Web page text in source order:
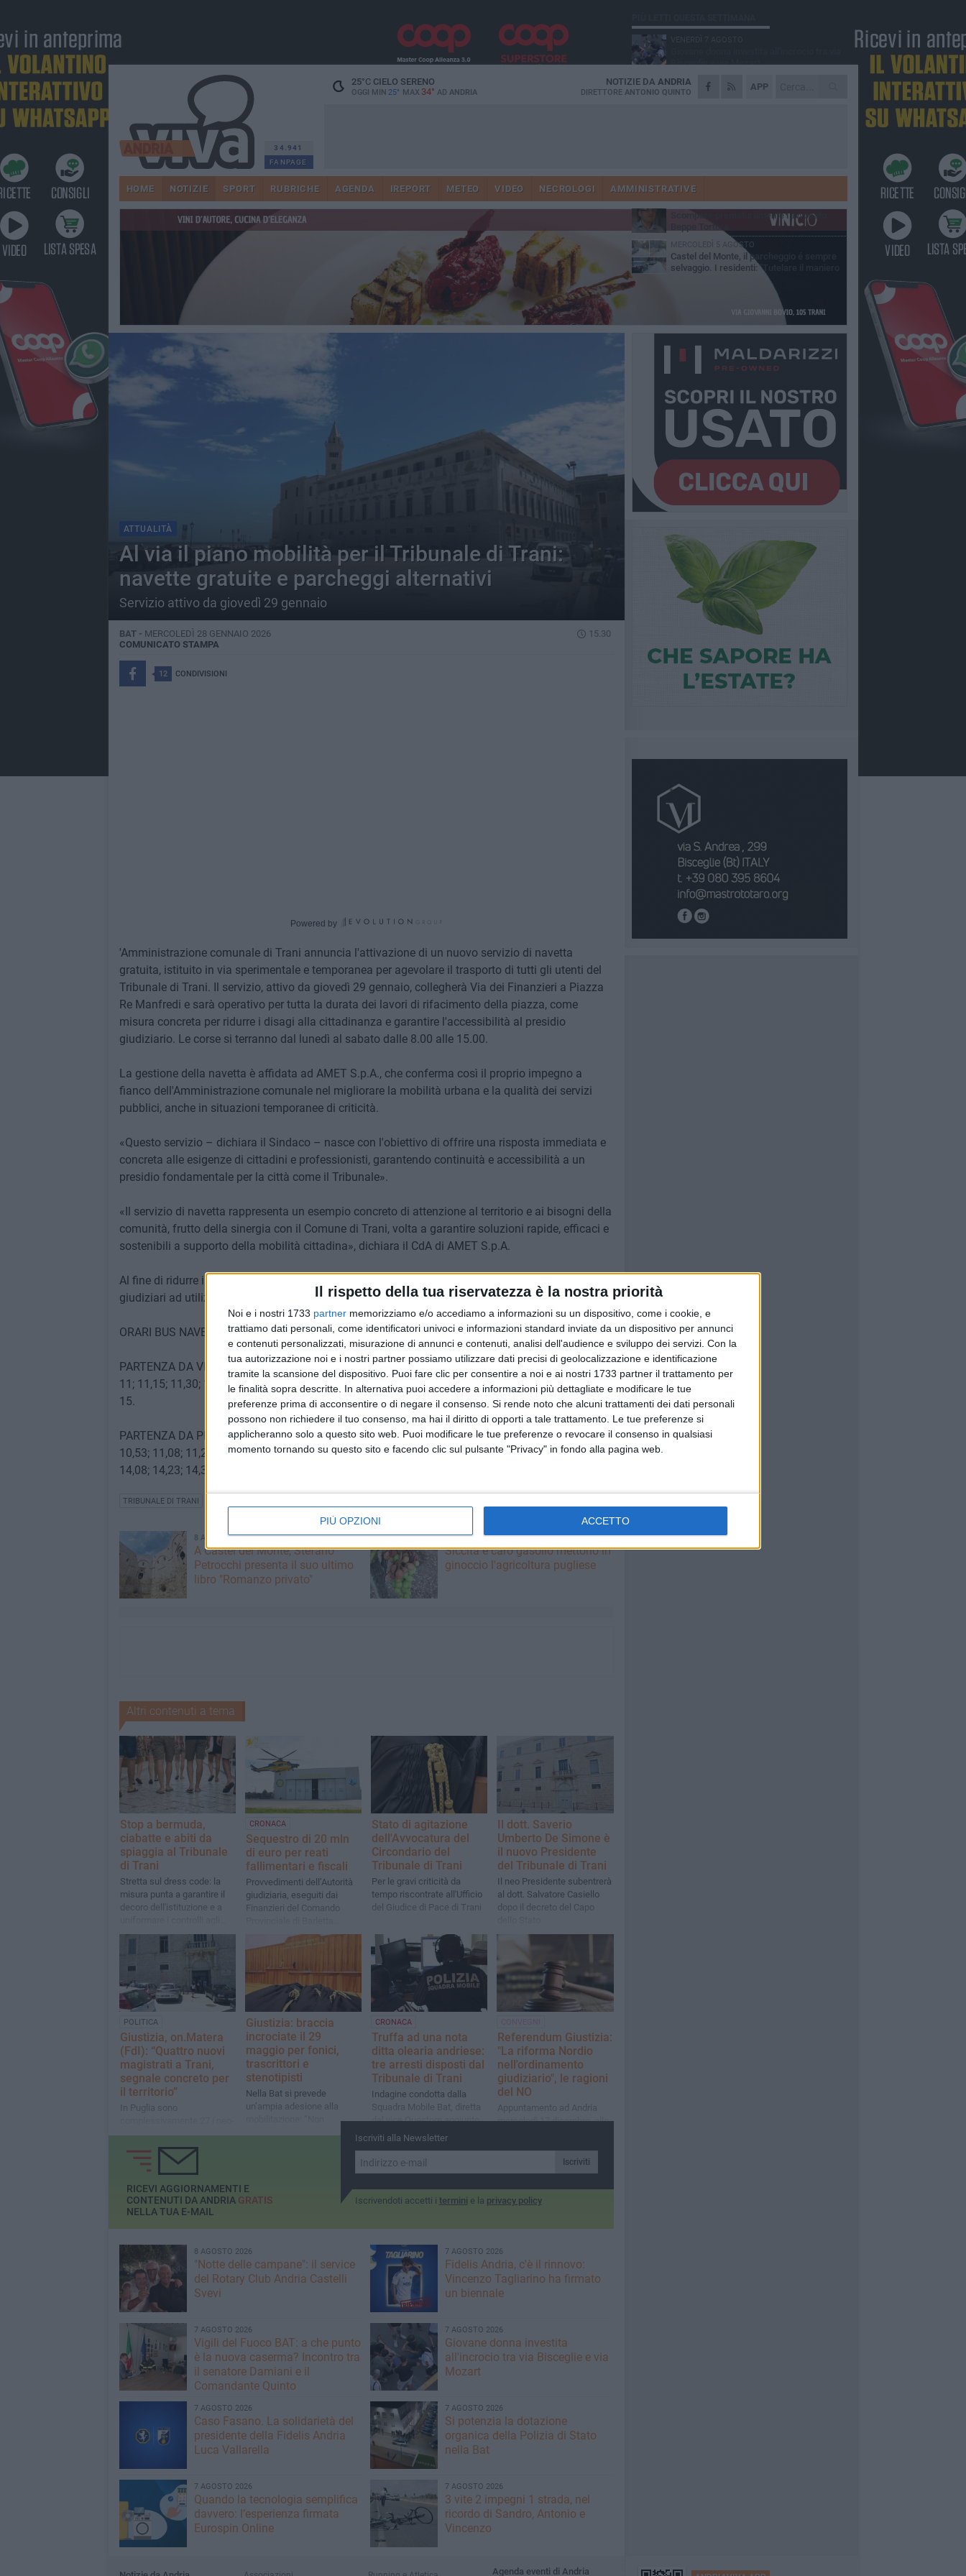
Il rispetto della tua riservatezza è la nostra priorità
Noi e i nostri 1733 partner memorizziamo e/o accediamo a informazioni su un dispositivo, come i cookie, e
trattiamo dati personali, come identificatori univoci e informazioni standard inviate da un dispositivo per annunci
e contenuti personalizzati, misurazione di annunci e contenuti, analisi dell'audience e sviluppo dei servizi. Con la
tua autorizzazione noi e i nostri partner possiamo utilizzare dati precisi di geolocalizzazione e identificazione
tramite la scansione del dispositivo. Puoi fare clic per consentire a noi e ai nostri 1733 partner il trattamento per
le finalità sopra descritte. In alternativa puoi accedere a informazioni più dettagliate e modificare le tue
preferenze prima di acconsentire o di negare il consenso. Si rende noto che alcuni trattamenti dei dati personali
possono non richiedere il tuo consenso, ma hai il diritto di opporti a tale trattamento. Le tue preferenze si
applicheranno solo a questo sito web. Puoi modificare le tue preferenze o revocare il consenso in qualsiasi
momento tornando su questo sito e facendo clic sul pulsante "Privacy" in fondo alla pagina web.
PIÙ OPZIONI ACCETTO
34.941
FANPAGE
25°CCIELO SERENO
OGGI MIN 25° MAX 34° AD ANDRIA
APP
NOTIZIE DA ANDRIA
DIRETTORE ANTONIO QUINTO
HOME NOTIZIE SPORT RUBRICHE AGENDA IREPORT METEO VIDEO NECROLOGI AMMINISTRATIVE
ATTUALITÀ
Al via il piano mobilità per il Tribunale di Trani:
navette gratuite e parcheggi alternativi
Servizio attivo da giovedì 29 gennaio
BAT - MERCOLEDÌ 28 GENNAIO 2026
15.30
COMUNICATO STAMPA
12 CONDIVISIONI
Powered by
'Amministrazione comunale di Trani annuncia l'attivazione di un nuovo servizio di navetta
gratuita, istituito in via sperimentale e temporanea per agevolare il trasporto di tutti gli utenti del
Tribunale di Trani. Il servizio, attivo da giovedì 29 gennaio, collegherà Via dei Finanzieri a Piazza
Re Manfredi e sarà operativo per tutta la durata dei lavori di rifacimento della piazza, come
misura concreta per ridurre i disagi alla cittadinanza e garantire l'accessibilità al presidio
giudiziario. Le corse si terranno dal lunedì al sabato dalle 8.00 alle 15.00.
La gestione della navetta è affidata ad AMET S.p.A., che conferma così il proprio impegno a
fianco dell'Amministrazione comunale nel migliorare la mobilità urbana e la qualità dei servizi
pubblici, anche in situazioni temporanee di criticità.
«Questo servizio – dichiara il Sindaco – nasce con l'obiettivo di offrire una risposta immediata e
concreta alle esigenze di cittadini e professionisti, garantendo continuità e accessibilità a un
presidio fondamentale per la città come il Tribunale».
«Il servizio di navetta rappresenta un esempio concreto di attenzione al territorio e ai bisogni della
comunità, frutto della sinergia con il Comune di Trani, volta a garantire soluzioni rapide, efficaci e
sostenibili a supporto della mobilità cittadina», dichiara il CdA di AMET S.p.A.
Al fine di ridurre i disagi derivanti dalla chiusura della piazza, si invitano tutti i fruitori degli uffici
giudiziari ad utilizzare l'area di parcheggio allestita a Porta Vassalla.
ORARI BUS NAVETTA (FERIALE INVERNALE)
PARTENZA DA VIA FINANZIERI: ore 8; 8,15; 8,30; 8,45; 9; 9,15; 9,30; 9,45; 10; 10,15; 10,45;
11; 11,15; 11,30; 11,45; 12; 12,15; 12,30; 12,45; 13; 13,15; 13,30; 13,45; 14; 14,15; 14,30; 14,45;
15.
PARTENZA DA PIAZZA RE MANFREDI: 8,08; 8,23; 8,38; 8,53; 9,08; 9,23; 9,38; 9,53; 10,08; 10,23;
10,53; 11,08; 11,23; 11,38; 11,53; 12,08; 12,23; 12,38; 12,53; 13,08; 13,23; 13,38; 13,53;
14,08; 14,23; 14,38; 14,53
TRIBUNALE DI TRANI
8 AGOSTO 2026
A Castel del Monte, Stefano
Petrocchi presenta il suo ultimo
libro "Romanzo privato"
8 AGOSTO 2026
Siccità e caro gasolio mettono in
ginoccio l'agricoltura pugliese
Altri contenuti a tema
Stop a bermuda,
ciabatte e abiti da
spiaggia al Tribunale
di Trani
Stretta sul dress code: la
misura punta a garantire il
decoro dell'istituzione e a
ingressi
CRONACA
Sequestro di 20 mln
di euro per reati
fallimentari e fiscali
Provvedimenti dell’Autorità
giudiziaria, eseguiti dai
Finanzieri del Comando
Andria Trani
Stato di agitazione
dell'Avvocatura del
Circondario del
Tribunale di Trani
Per le gravi criticità da
tempo riscontrate all'Ufficio
del Giudice di Pace di Trani
Il dott. Saverio
Umberto De Simone è
il nuovo Presidente
del Tribunale di Trani
Il neo Presidente subentrerà
al dott. Salvatore Casiello
dopo il decreto del Capo
POLITICA
Giustizia, on.Matera
(FdI): “Quattro nuovi
magistrati a Trani,
segnale concreto per
il territorio”
In Puglia sono
magistrati assegnati agli
uffici giudiziari
Giustizia: braccia
incrociate il 29
maggio per fonici,
trascrittori e
stenotipisti
Nella Bat si prevede
un’ampia adesione alla
CRONACA
Truffa ad una nota
ditta olearia andriese:
tre arresti disposti dal
Tribunale di Trani
Indagine condotta dalla
Squadra Mobile Bat, diretta
dal vice Questore aggiunto
Gianluca Gentiluomo.
426mila euro
Referendum Giustizia:
"La riforma Nordio
nell'ordinamento
giudiziario", le ragioni
del NO
Appuntamento ad Andria
mercoledì 17 dicembre, alle
Iscriviti alla Newsletter
Iscriviti
Iscrivendoti accetti i termini e la privacy policy
RICEVI AGGIORNAMENTI E
CONTENUTI DA ANDRIA GRATIS
NELLA TUA E-MAIL
8 AGOSTO 2026
"Notte delle campane": il service
del Rotary Club Andria Castelli
Svevi
7 AGOSTO 2026
Fidelis Andria, c'è il rinnovo:
Vincenzo Tagliarino ha firmato
un biennale
7 AGOSTO 2026
​Vigili del Fuoco BAT: a che punto
è la nuova caserma? Incontro tra
il senatore Damiani e il
Comandante Quinto
7 AGOSTO 2026
Giovane donna investita
all'incrocio tra via Bisceglie e via
Mozart
7 AGOSTO 2026
Caso Fasano. La solidarietà del
presidente della Fidelis Andria
Luca Vallarella
7 AGOSTO 2026
Si potenzia la dotazione
organica della Polizia di Stato
nella Bat
7 AGOSTO 2026
Quando la tecnologia semplifica
davvero: l’esperienza firmata
Eurospin Online
7 AGOSTO 2026
3 vite 2 impegni 1 strada, nel
ricordo di Sandro, Antonio e
Vincenzo
Bisceglie e via Mozart
MARTEDÌ 4 AGOSTO
Cattivo odore dall’abitazione, la macabra
Andria saluta mons. Agostino Superbo:
celebrati i funerali - FOTO
GIOVEDÌ 30 LUGLIO
Scompare prematuramente l'avvocato
MERCOLEDÌ 5 AGOSTO
Castel del Monte, il parcheggio é sempre
selvaggio. I residenti: "Tutelare il maniero
tra vivibilità e rispetto del paesaggio"
Agenda eventi di Andria